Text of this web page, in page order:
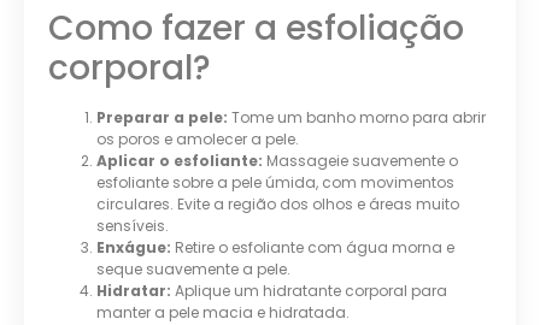
Como fazer a esfoliação
corporal?
Preparar a pele: Tome um banho morno para abrir
os poros e amolecer a pele.
Aplicar o esfoliante: Massageie suavemente o
esfoliante sobre a pele úmida, com movimentos
circulares. Evite a região dos olhos e áreas muito
sensíveis.
Enxágue: Retire o esfoliante com água morna e
seque suavemente a pele.
Hidratar: Aplique um hidratante corporal para
manter a pele macia e hidratada.